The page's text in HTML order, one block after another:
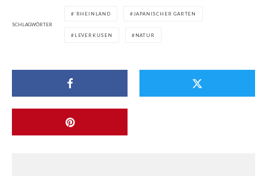
SCHLAGWÖRTER
`RHEINLAND JAPANISCHER GARTEN
LEVERKUSEN NATUR